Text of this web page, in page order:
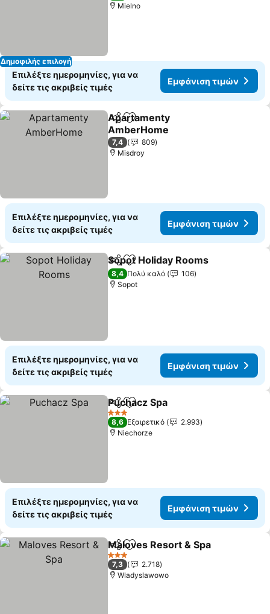
Δημοφιλής επιλογή
Mielno
Επιλέξτε ημερομηνίες, για να
δείτε τις ακριβείς τιμές
Εμφάνιση τιμών
Κοινοποίηση
Προσθήκη στα αγαπημένα
Apartamenty
AmberHome
7,4
809
Misdroy
Επιλέξτε ημερομηνίες, για να
δείτε τις ακριβείς τιμές
Εμφάνιση τιμών
Κοινοποίηση
Προσθήκη στα αγαπημένα
Sopot Holiday Rooms
8,4 Πολύ καλό
106
Sopot
Επιλέξτε ημερομηνίες, για να
δείτε τις ακριβείς τιμές
Εμφάνιση τιμών
Κοινοποίηση
Προσθήκη στα αγαπημένα
Puchacz Spa
3 Αστέρια
8,6 Εξαιρετικό
2.993
Niechorze
Επιλέξτε ημερομηνίες, για να
δείτε τις ακριβείς τιμές
Εμφάνιση τιμών
Κοινοποίηση
Προσθήκη στα αγαπημένα
Maloves Resort & Spa
3 Αστέρια
7,3
2.718
Wladyslawowo